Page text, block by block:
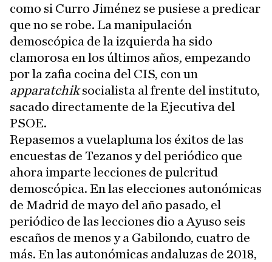
como si Curro Jiménez se pusiese a predicar
que no se robe. La manipulación
demoscópica de la izquierda ha sido
clamorosa en los últimos años, empezando
por la zafia cocina del CIS, con un
apparatchiksocialista al frente del instituto,
sacado directamente de la Ejecutiva del
PSOE.
Repasemos a vuelapluma los éxitos de las
encuestas de Tezanos y del periódico que
ahora imparte lecciones de pulcritud
demoscópica. En las elecciones autonómicas
de Madrid de mayo del año pasado, el
periódico de las lecciones dio a Ayuso seis
escaños de menos y a Gabilondo, cuatro de
más. En las autonómicas andaluzas de 2018,